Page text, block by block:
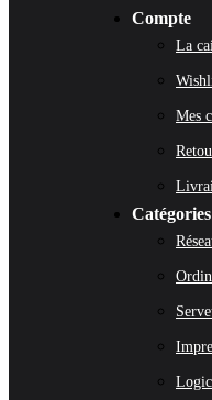
Compte
La
Mes
Catégories